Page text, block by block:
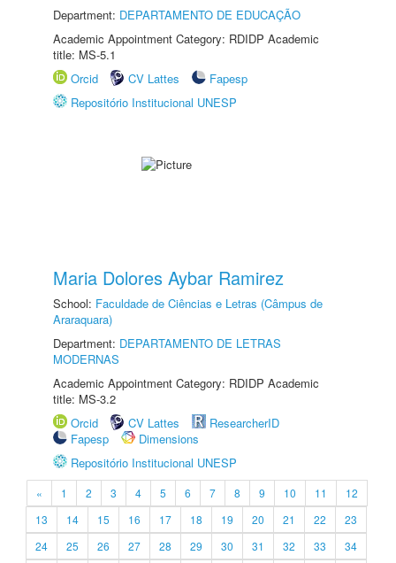
Department: DEPARTAMENTO DE EDUCAÇÃO
Academic Appointment Category: RDIDP Academic
title: MS-5.1
Orcid
CV Lattes
Fapesp
Repositório Institucional UNESP
Maria Dolores Aybar Ramirez
School: Faculdade de Ciências e Letras (Câmpus de
Araraquara)
Department: DEPARTAMENTO DE LETRAS
MODERNAS
Academic Appointment Category: RDIDP Academic
title: MS-3.2
Orcid
CV Lattes
ResearcherID
Fapesp
Dimensions
Repositório Institucional UNESP
« 1 2 3 4 5 6 7 8 9 10 11
12
13
14 15 16 17 18 19 20 21 22
23
24
25 26 27 28 29 30 31 32 33
34